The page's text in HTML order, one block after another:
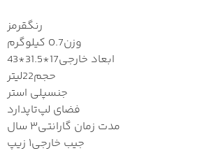
رنگقرمز
وزن0.7 کیلوگرم
ابعاد خارجی17*31.5*43
حجم22لیتر
جنسپلی استر
فضای لپ‌تاپدارد
مدت زمان گارانتی۳ سال
جیب خارجی۱ زیپ